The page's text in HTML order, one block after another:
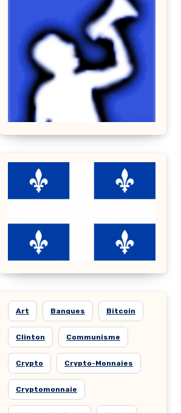
Art Banques Bitcoin
Clinton Communisme
Crypto Crypto-Monnaies
Cryptomonnaie